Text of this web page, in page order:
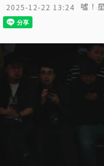
2025-12-22 13:24 噓！